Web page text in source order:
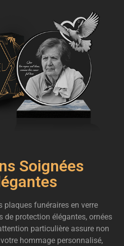
Soignées
plaques funéraires en verre
de protection élégantes, ornées
particulière assure non
hommage personnalisé,